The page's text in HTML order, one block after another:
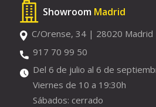
Showroom Madrid
C/Orense, 34 | 28020 Madrid
917 70 99 50
Del 6 de julio al 6 de
Viernes de 10 a 19:30h
Sábados: cerrado